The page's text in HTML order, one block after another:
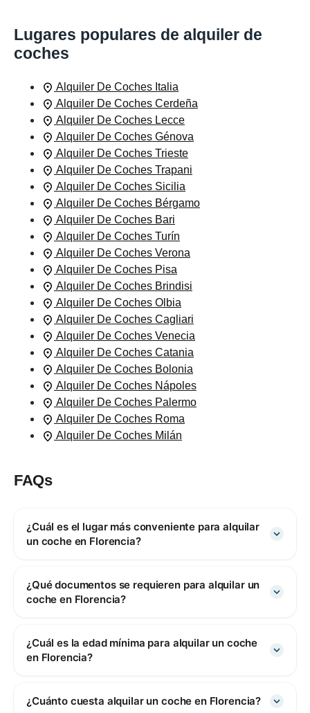
Lugares populares de alquiler de
coches
Alquiler De Coches Italia
Alquiler De Coches Cerdeña
Alquiler De Coches Lecce
Alquiler De Coches Génova
Alquiler De Coches Trieste
Alquiler De Coches Trapani
Alquiler De Coches Sicilia
Alquiler De Coches Bérgamo
Alquiler De Coches Bari
Alquiler De Coches Turín
Alquiler De Coches Verona
Alquiler De Coches Pisa
Alquiler De Coches Brindisi
Alquiler De Coches Olbia
Alquiler De Coches Cagliari
Alquiler De Coches Venecia
Alquiler De Coches Catania
Alquiler De Coches Bolonia
Alquiler De Coches Nápoles
Alquiler De Coches Palermo
Alquiler De Coches Roma
Alquiler De Coches Milán
FAQs
¿Cuál es el lugar más conveniente para alquilar
un coche en Florencia?
¿Qué documentos se requieren para alquilar un
coche en Florencia?
¿Cuál es la edad mínima para alquilar un coche
en Florencia?
¿Cuánto cuesta alquilar un coche en Florencia?